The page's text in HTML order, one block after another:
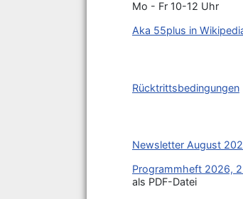
Mo - Fr 10-12 Uhr
Aka 55plus in
Rücktrittsbedingungen
Newsletter August
Programmheft 2026,
als PDF-Datei